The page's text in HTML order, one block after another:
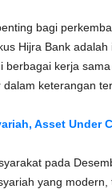
bagi
Hijra Bank adalah
kerja
keterangan
Asset Under
pada
yang